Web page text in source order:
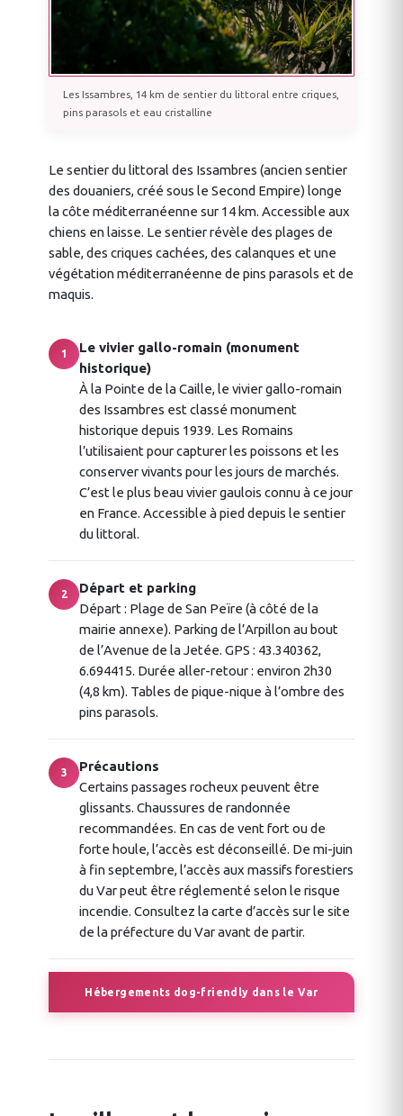
Les Issambres, 14 km de sentier du littoral entre criques,
pins parasols et eau cristalline
Le sentier du littoral des Issambres (ancien sentier
des douaniers, créé sous le Second Empire) longe
la côte méditerranéenne sur 14 km. Accessible aux
chiens en laisse. Le sentier révèle des plages de
sable, des criques cachées, des calanques et une
végétation méditerranéenne de pins parasols et de
maquis.
1
Le vivier gallo-romain (monument
historique)
À la Pointe de la Caille, le vivier gallo-romain
des Issambres est classé monument
historique depuis 1939. Les Romains
l’utilisaient pour capturer les poissons et les
conserver vivants pour les jours de marchés.
C’est le plus beau vivier gaulois connu à ce jour
en France. Accessible à pied depuis le sentier
du littoral.
2
Départ et parking
Départ : Plage de San Peïre (à côté de la
mairie annexe). Parking de l’Arpillon au bout
de l’Avenue de la Jetée. GPS : 43.340362,
6.694415. Durée aller-retour : environ 2h30
(4,8 km). Tables de pique-nique à l’ombre des
pins parasols.
3
Précautions
Certains passages rocheux peuvent être
glissants. Chaussures de randonnée
recommandées. En cas de vent fort ou de
forte houle, l’accès est déconseillé. De mi-juin
à fin septembre, l’accès aux massifs forestiers
du Var peut être réglementé selon le risque
incendie. Consultez la carte d’accès sur le site
de la préfecture du Var avant de partir.
Hébergements dog-friendly dans le Var